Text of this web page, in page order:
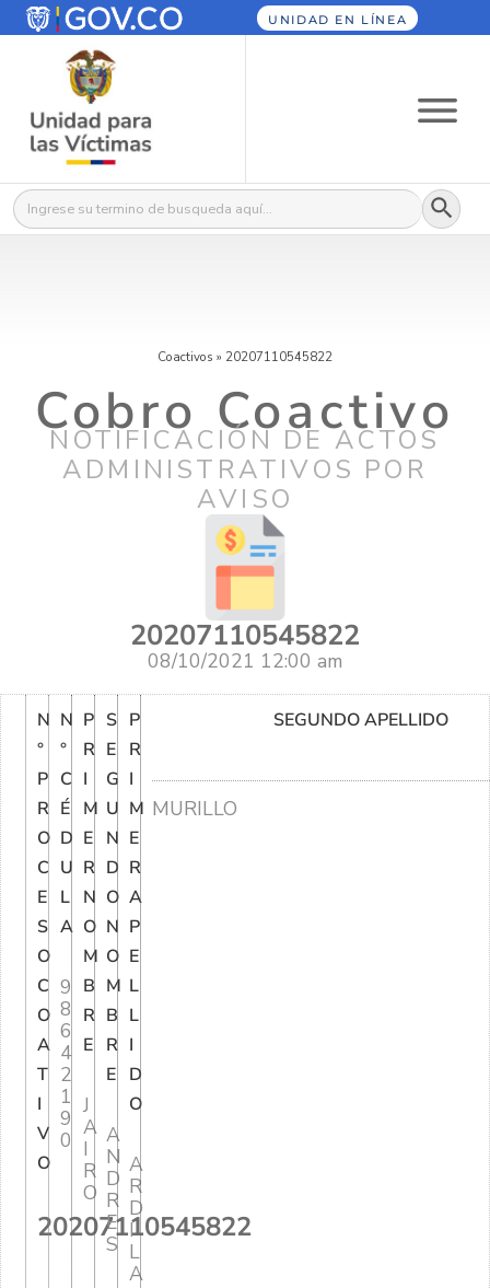
UNIDAD EN LÍNEA
Buscar: Botón
Coactivos » 20207110545822
Cobro Coactivo
NOTIFICACIÓN DE ACTOS
ADMINISTRATIVOS POR
AVISO
20207110545822
08/10/2021 12:00 am
N
°
P
R
O
C
E
S
O
C
O
A
T
I
V
O
20207110545822
N
°
C
É
D
U
L
A
9
8
6
4
2
1
9
0
P
R
I
M
E
R
N
O
M
B
R
E
J
A
I
R
O
S
E
G
U
N
D
O
N
O
M
B
R
E
A
N
D
R
E
S
P
R
I
M
E
R
A
P
E
L
L
I
D
O
A
R
D
I
L
A
SEGUNDO APELLIDO
MURILLO